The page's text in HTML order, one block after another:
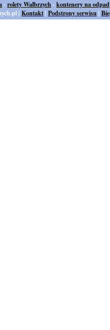
-rolety Wałbrzych-kontenery na
| Kontakt | Podstrony serwisu |